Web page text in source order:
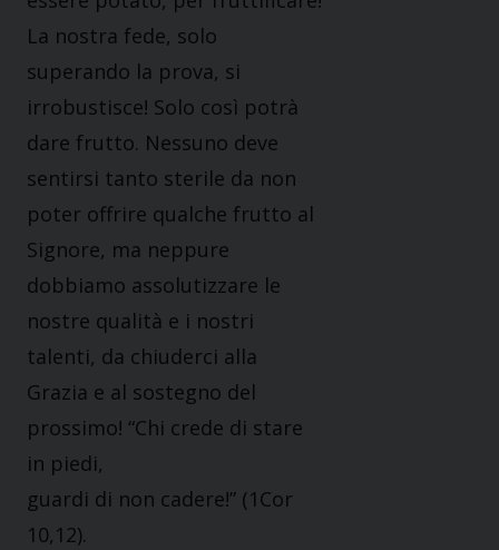
La nostra fede, solo
superando la prova, si
irrobustisce! Solo così potrà
dare frutto. Nessuno deve
sentirsi tanto sterile da non
poter offrire qualche frutto al
Signore, ma neppure
dobbiamo assolutizzare le
nostre qualità e i nostri
talenti, da chiuderci alla
Grazia e al sostegno del
prossimo! “Chi crede di stare
in piedi,
guardi di non cadere!” (1Cor
10,12).